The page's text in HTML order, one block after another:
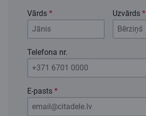
Vārds * Uzvārds *
Telefona nr.
E-pasts *